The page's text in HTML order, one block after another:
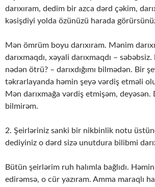
darıxıram, dedim bir azca dərd çəkim,
kəsişdiyi yolda özünüzü harada
Mən ömrüm boyu darıxıram. Mənim
darıxmaqdı, xəyali darıxmaqdı –
nədən ötrü? – darıxdığımı bilmədən. Bir
təkrarlayanda həmin şeyə vərdiş etməli
Mən darıxmağa vərdiş etmişəm, deyəsən.
bilmirəm.
2. Şeirləriniz sanki bir nikbinlik notu
dediyiniz o dərd sizə unutdura bilibmi
Bütün şeirlərim ruh halımla bağlıdı.
edirəmsə, o cür yazıram. Amma maraqlı